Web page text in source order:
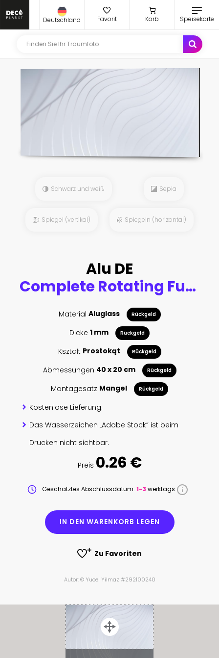
Deutschland Favorit Korb Speisekarte
Schwarz und weiß Sepia
Spiegel (vertikal) Spiegeln (horizontal)
Alu DE
Complete Rotating Fuel Injected V8 Engine With Explosions. Pistons And Other Mechanical Parts - 3D Illustration Render
Material Aluglass Rückgeld
Dicke 1 mm Rückgeld
Kształt Prostokąt Rückgeld
Abmessungen 40 x 20 cm Rückgeld
Montagesatz Mangel Rückgeld
Kostenlose Lieferung.
Das Wasserzeichen „Adobe Stock“ ist beim
Drucken nicht sichtbar.
Preis 0.26 €
Geschätztes Abschlussdatum: 1-3 werktags
IN DEN WARENKORB LEGEN
Zu Favoriten
Autor: © Yucel Yilmaz #292100240